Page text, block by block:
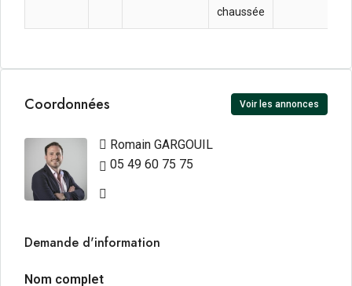
chaussée
Coordonnées Voir les annonces
Romain GARGOUIL
05 49 60 75 75
Demande d'information
Nom complet